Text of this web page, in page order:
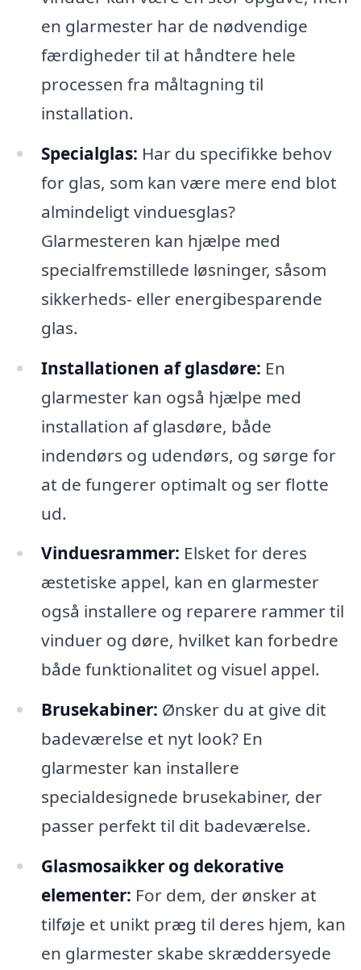
en glarmester har de nødvendige
færdigheder til at håndtere hele
processen fra måltagning til
installation.
Specialglas: Har du specifikke behov
for glas, som kan være mere end blot
almindeligt vinduesglas?
Glarmesteren kan hjælpe med
specialfremstillede løsninger, såsom
sikkerheds- eller energibesparende
glas.
Installationen af glasdøre: En
glarmester kan også hjælpe med
installation af glasdøre, både
indendørs og udendørs, og sørge for
at de fungerer optimalt og ser flotte
ud.
Vinduesrammer: Elsket for deres
æstetiske appel, kan en glarmester
også installere og reparere rammer til
vinduer og døre, hvilket kan forbedre
både funktionalitet og visuel appel.
Brusekabiner: Ønsker du at give dit
badeværelse et nyt look? En
glarmester kan installere
specialdesignede brusekabiner, der
passer perfekt til dit badeværelse.
Glasmosaikker og dekorative
elementer: For dem, der ønsker at
tilføje et unikt præg til deres hjem, kan
en glarmester skabe skræddersyede